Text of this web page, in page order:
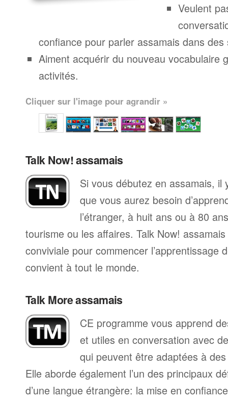
Veulent
confiance pour parler assamais dans
Aiment acquérir du nouveau vocabulaire
activités.
Cliquer sur l'image pour agrandir »
Talk Now! assamais
Si vous débutez en assamais, il
que vous aurez besoin
l’étranger, à huit ans ou à 80
tourisme ou les affaires. Talk Now!
conviviale pour commencer l’apprentissage
convient à tout le monde.
Talk More assamais
CE programme vous apprend
et utiles en conversation avec
qui peuvent être adaptées à
Elle aborde également l’un des principaux
d’une langue étrangère: la mise en